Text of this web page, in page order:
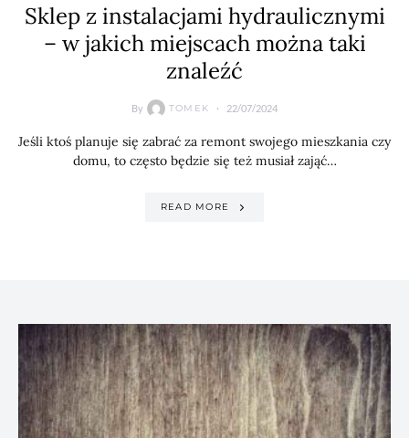
Sklep z instalacjami hydraulicznymi
– w jakich miejscach można taki
znaleźć
By TOMEK 22/07/2024
Jeśli ktoś planuje się zabrać za remont swojego mieszkania czy
domu, to często będzie się też musiał zająć…
READ MORE